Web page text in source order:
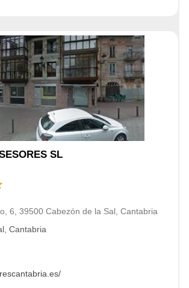
SL
6, 39500 Cabezón de la Sal, Cantabria
Cantabria